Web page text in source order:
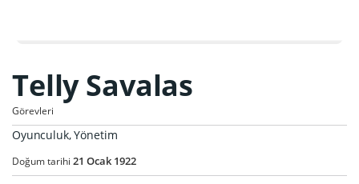
Telly Savalas
Görevleri
Oyunculuk, Yönetim
Doğum tarihi 21 Ocak 1922